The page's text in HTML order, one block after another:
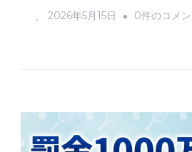
、 2026年5月15日
テ
ミ
ス
0件のコメン